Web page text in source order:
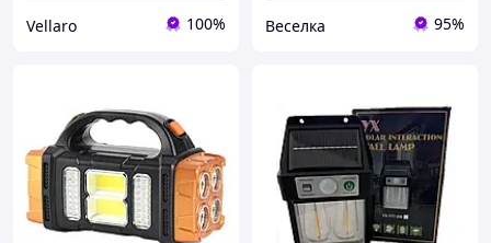
Vellaro 100% Веселка 95%